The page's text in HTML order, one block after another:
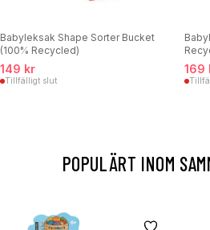
Babyleksak Shape Sorter Bucket
(100% Recycled)
149 kr
Tillfälligt slut
169
POPULÄRT INOM